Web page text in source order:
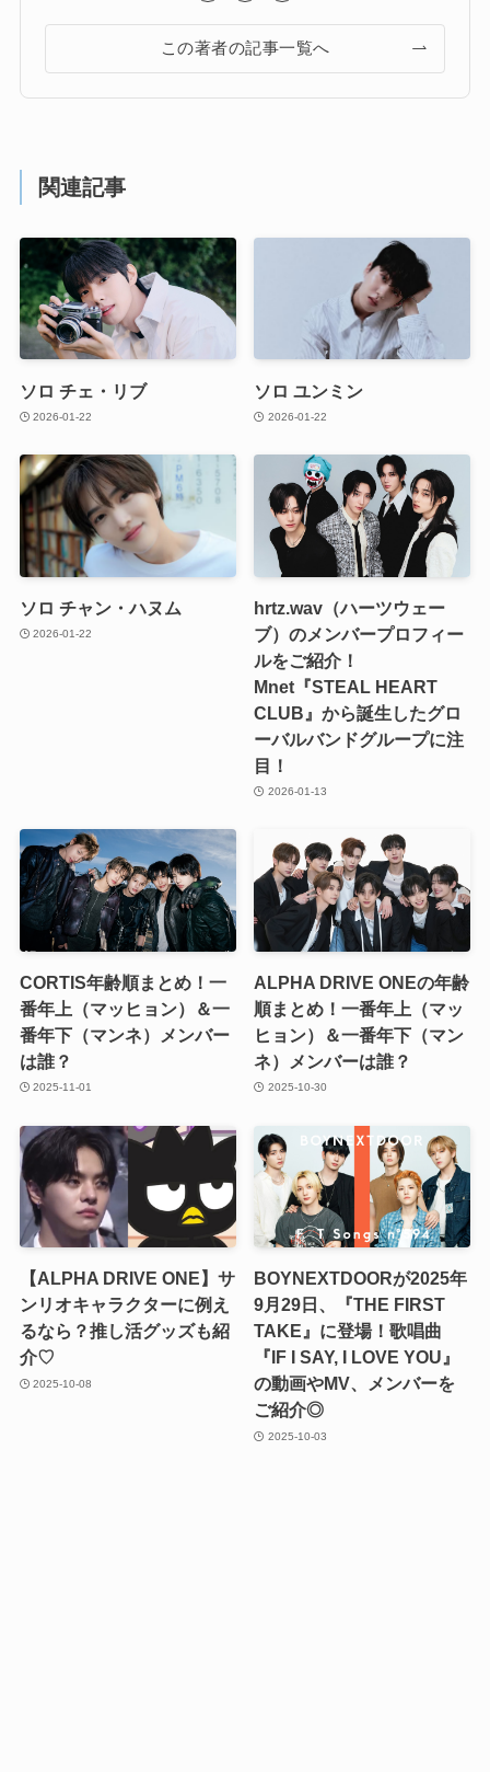
この著者の記事一覧へ
関連記事
ソロ チェ・リブ
2026-01-22
ソロ ユンミン
2026-01-22
ソロ チャン・ハヌム
2026-01-22
hrtz.wav（ハーツウェー
ブ）のメンバープロフィー
ルをご紹介！
Mnet『STEAL HEART
CLUB』から誕生したグロ
ーバルバンドグループに注
目！
2026-01-13
CORTIS年齢順まとめ！一
番年上（マッヒョン）＆一
番年下（マンネ）メンバー
は誰？
2025-11-01
ALPHA DRIVE ONEの年齢
順まとめ！一番年上（マッ
ヒョン）＆一番年下（マン
ネ）メンバーは誰？
2025-10-30
【ALPHA DRIVE ONE】サ
ンリオキャラクターに例え
るなら？推し活グッズも紹
介♡
2025-10-08
BOYNEXTDOORが2025年
9月29日、『THE FIRST
TAKE』に登場！歌唱曲
『IF I SAY, I LOVE YOU』
の動画やMV、メンバーを
ご紹介◎
2025-10-03